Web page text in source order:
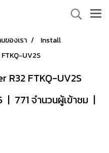
ของเรา
Install
UV2S
R32 FTKQ-UV2S
| 771 จำนวนผู้เข้าชม |